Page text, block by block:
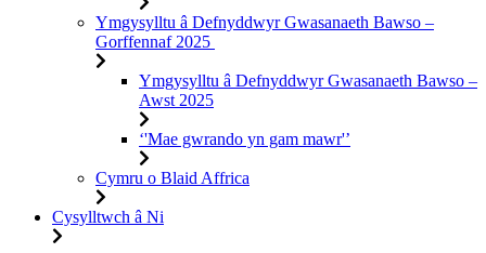
Ymgysylltu â Defnyddwyr Gwasanaeth Bawso –
Gorffennaf 2025
Ymgysylltu â Defnyddwyr Gwasanaeth Bawso –
Awst 2025
‘'Mae gwrando yn gam mawr'’
Cymru o Blaid Affrica
Cysylltwch â Ni